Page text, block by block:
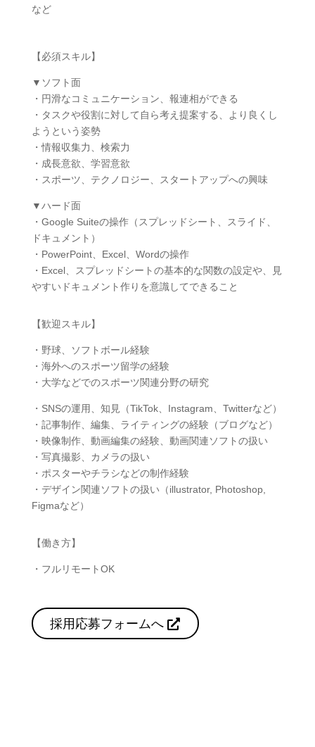
など
【必須スキル】
▼ソフト面
・円滑なコミュニケーション、報連相ができる
・タスクや役割に対して自ら考え提案する、より良くし
ようという姿勢
・情報収集力、検索力
・成長意欲、学習意欲
・スポーツ、テクノロジー、スタートアップへの興味
▼ハード面
・Google Suiteの操作（スプレッドシート、スライド、
ドキュメント）
・PowerPoint、Excel、Wordの操作
・Excel、スプレッドシートの基本的な関数の設定や、見
やすいドキュメント作りを意識してできること
【歓迎スキル】
・野球、ソフトボール経験
・海外へのスポーツ留学の経験
・大学などでのスポーツ関連分野の研究
・SNSの運用、知見（TikTok、Instagram、Twitterなど）
・記事制作、編集、ライティングの経験（ブログなど）
・映像制作、動画編集の経験、動画関連ソフトの扱い
・写真撮影、カメラの扱い
・ポスターやチラシなどの制作経験
・デザイン関連ソフトの扱い（illustrator, Photoshop,
Figmaなど）
【働き方】
・フルリモートOK
採用応募フォームへ